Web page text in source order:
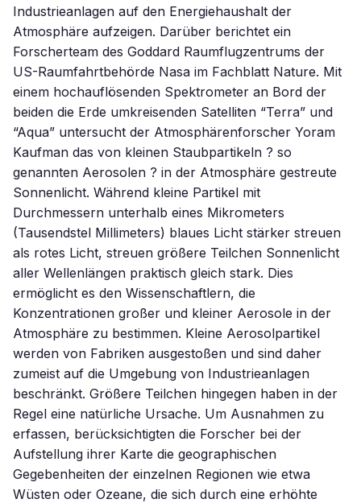
Industrieanlagen auf den Energiehaushalt der
Atmosphäre aufzeigen. Darüber berichtet ein
Forscherteam des Goddard Raumflugzentrums der
US-Raumfahrtbehörde Nasa im Fachblatt Nature. Mit
einem hochauflösenden Spektrometer an Bord der
beiden die Erde umkreisenden Satelliten “Terra” und
“Aqua” untersucht der Atmosphärenforscher Yoram
Kaufman das von kleinen Staubpartikeln ? so
genannten Aerosolen ? in der Atmosphäre gestreute
Sonnenlicht. Während kleine Partikel mit
Durchmessern unterhalb eines Mikrometers
(Tausendstel Millimeters) blaues Licht stärker streuen
als rotes Licht, streuen größere Teilchen Sonnenlicht
aller Wellenlängen praktisch gleich stark. Dies
ermöglicht es den Wissenschaftlern, die
Konzentrationen großer und kleiner Aerosole in der
Atmosphäre zu bestimmen. Kleine Aerosolpartikel
werden von Fabriken ausgestoßen und sind daher
zumeist auf die Umgebung von Industrieanlagen
beschränkt. Größere Teilchen hingegen haben in der
Regel eine natürliche Ursache. Um Ausnahmen zu
erfassen, berücksichtigten die Forscher bei der
Aufstellung ihrer Karte die geographischen
Gegebenheiten der einzelnen Regionen wie etwa
Wüsten oder Ozeane, die sich durch eine erhöhte